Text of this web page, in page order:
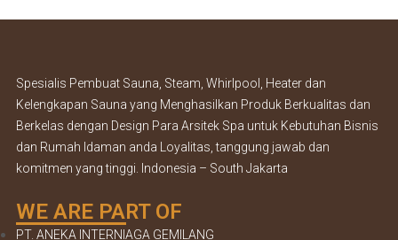
Spesialis Pembuat Sauna, Steam, Whirlpool, Heater dan
Kelengkapan Sauna yang Menghasilkan Produk Berkualitas dan
Berkelas dengan Design Para Arsitek Spa untuk Kebutuhan Bisnis
dan Rumah Idaman anda Loyalitas, tanggung jawab dan
komitmen yang tinggi. Indonesia – South Jakarta
WE ARE PART OF
PT. ANEKA INTERNIAGA GEMILANG